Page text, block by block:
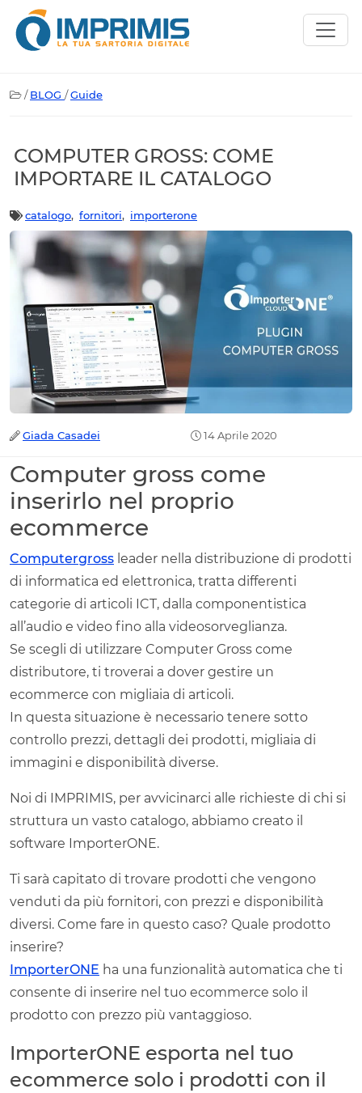
/BLOG /Guide
COMPUTER GROSS: COME
IMPORTARE IL CATALOGO
catalogo, fornitori, importerone
Giada Casadei 14 Aprile 2020
Computer gross come
inserirlo nel proprio
ecommerce
Computergross leader nella distribuzione di prodotti
di informatica ed elettronica, tratta differenti
categorie di articoli ICT, dalla componentistica
all’audio e video fino alla videosorveglianza.
Se scegli di utilizzare Computer Gross come
distributore, ti troverai a dover gestire un
ecommerce con migliaia di articoli.
In questa situazione è necessario tenere sotto
controllo prezzi, dettagli dei prodotti, migliaia di
immagini e disponibilità diverse.
Noi di IMPRIMIS, per avvicinarci alle richieste di chi si
struttura un vasto catalogo, abbiamo creato il
software ImporterONE.
Ti sarà capitato di trovare prodotti che vengono
venduti da più fornitori, con prezzi e disponibilità
diversi. Come fare in questo caso? Quale prodotto
inserire?
ImporterONE ha una funzionalità automatica che ti
consente di inserire nel tuo ecommerce solo il
prodotto con prezzo più vantaggioso.
ImporterONE esporta nel tuo
ecommerce solo i prodotti con il